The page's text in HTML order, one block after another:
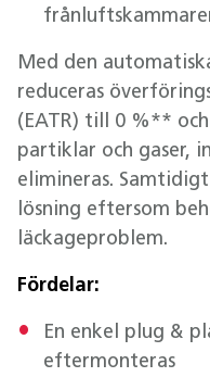
Med den
reduceras
(EATR) till 0 %**
partiklar och gaser,
elimineras.
lösning eftersom
läckageproblem.
Fördelar:
En enkel plug &
eftermonteras